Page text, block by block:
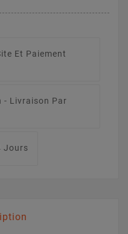
Et Paiement
- Livraison Par
Jours